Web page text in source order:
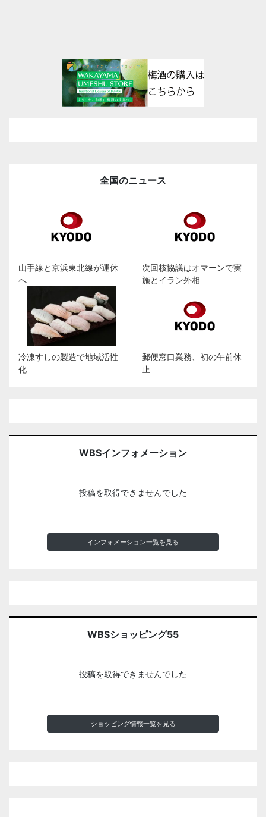
全国のニュース
山手線と京浜東北線が運休
へ
次回核協議はオマーンで実
施とイラン外相
冷凍すしの製造で地域活性
化
郵便窓口業務、初の午前休
止
WBSインフォメーション
投稿を取得できませんでした
インフォメーション一覧を見る
WBSショッピング55
投稿を取得できませんでした
ショッピング情報一覧を見る